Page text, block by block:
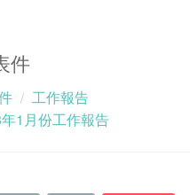
件
工作報告
1月份工作報告